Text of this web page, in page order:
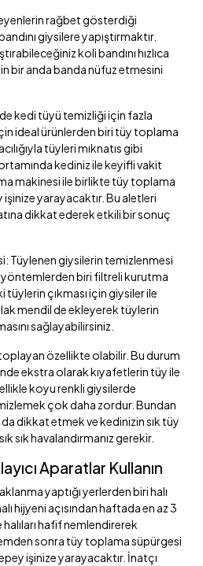
rağbet gösterdiği
giysilere yapıştırmaktır.
koli bandını hızlıca
bir anda banda nüfuz etmesini
kedi tüyü temizliği için fazla
ideal ürünlerden biri tüy toplama
tüyleri mıknatıs gibi
kediniz ile keyifli vakit
makinesi ile birlikte tüy toplama
işinize yarayacaktır. Bu aletleri
dikkat ederek etkili bir sonuç
Tüylenen giysilerin temizlenmesi
yöntemlerden biri filtreli kurutma
çıkması için giysiler ile
mendil de ekleyerek tüylerin
sağlayabilirsiniz.
özellikte olabilir. Bu durum
ekstra olarak kıyafetlerin tüy ile
koyu renkli giysilerde
çok daha zordur. Bundan
dikkat etmek ve kedinizin sık tüy
sık havalandırmanız gerekir.
Aparatlar Kullanın
yaptığı yerlerden biri halı
hijyeni açısından haftada en az 3
hafif nemlendirerek
sonra tüy toplama süpürgesi
işinize yarayacaktır. İnatçı